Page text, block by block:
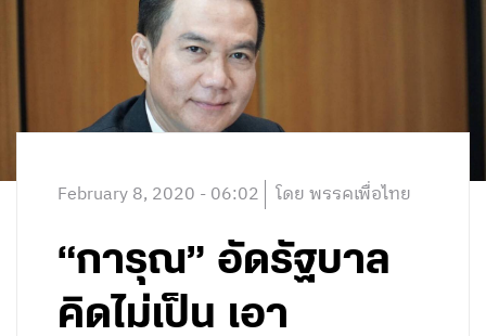
February 8, 2020 - 06:02 โดย พรรคเพื่อไทย
“การุณ” อัดรัฐบาล
คิดไม่เป็น เอา